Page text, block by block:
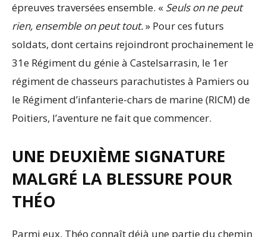
épreuves traversées ensemble. « Seuls on ne peut
rien, ensemble on peut tout.» Pour ces futurs
soldats, dont certains rejoindront prochainement le
31e Régiment du génie à Castelsarrasin, le 1er
régiment de chasseurs parachutistes à Pamiers ou
le Régiment d’infanterie-chars de marine (RICM) de
Poitiers, l’aventure ne fait que commencer.
UNE DEUXIÈME SIGNATURE
MALGRÉ LA BLESSURE POUR
THÉO
Parmi eux, Théo connaît déjà une partie du chemin